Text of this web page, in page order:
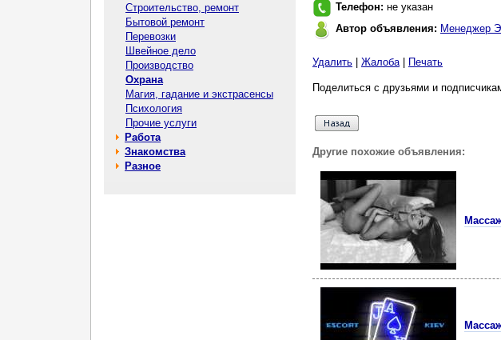
Строительство, ремонт
Бытовой ремонт
Перевозки
Швейное дело
Производство
Охрана
Магия, гадание и экстрасенсы
Психология
Прочие услуги
Работа
Знакомства
Разное
Телефон: не указан
Автор объявления: Менеджер
Удалить Жалоба| Печать
Поделиться с друзьями и
Другие похожие объявления: